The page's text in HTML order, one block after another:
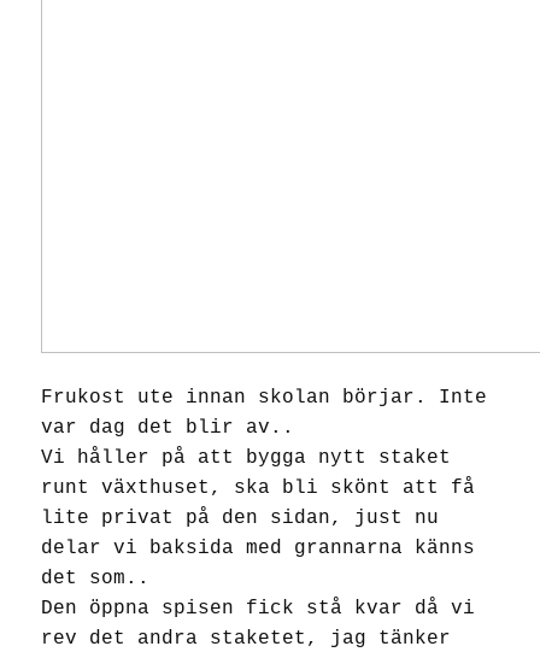
Frukost ute innan skolan börjar. Inte
var dag det blir av..
Vi håller på att bygga nytt staket
runt växthuset, ska bli skönt att få
lite privat på den sidan, just nu
delar vi baksida med grannarna känns
det som..
Den öppna spisen fick stå kvar då vi
rev det andra staketet, jag tänker